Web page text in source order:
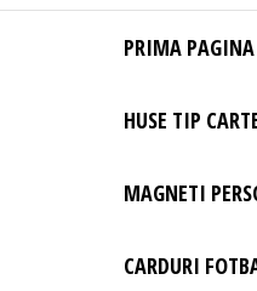
Site Oficial .
Huse
Huse
Personalizate
Telefon –
– Accesorii
PRIMA PAGINA
HUSE TIP
MAGNETI
CARDURI